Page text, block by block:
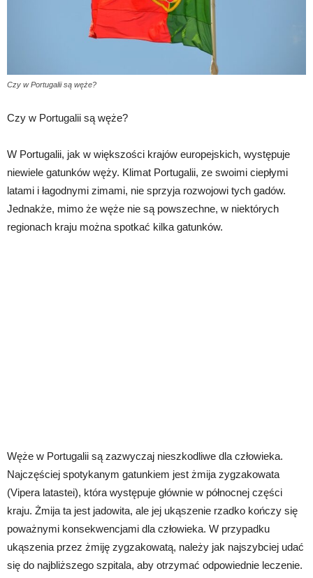
Czy w Portugalii są węże?
Czy w Portugalii są węże?
W Portugalii, jak w większości krajów europejskich, występuje
niewiele gatunków węży. Klimat Portugalii, ze swoimi ciepłymi
latami i łagodnymi zimami, nie sprzyja rozwojowi tych gadów.
Jednakże, mimo że węże nie są powszechne, w niektórych
regionach kraju można spotkać kilka gatunków.
Węże w Portugalii są zazwyczaj nieszkodliwe dla człowieka.
Najczęściej spotykanym gatunkiem jest żmija zygzakowata
(Vipera latastei), która występuje głównie w północnej części
kraju. Żmija ta jest jadowita, ale jej ukąszenie rzadko kończy się
poważnymi konsekwencjami dla człowieka. W przypadku
ukąszenia przez żmiję zygzakowatą, należy jak najszybciej udać
się do najbliższego szpitala, aby otrzymać odpowiednie leczenie.